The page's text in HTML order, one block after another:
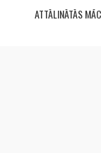
ATTĀLINĀTĀS